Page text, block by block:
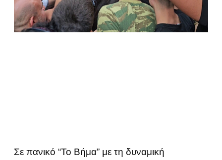
Σε πανικό “Το Βήμα” με τη δυναμική